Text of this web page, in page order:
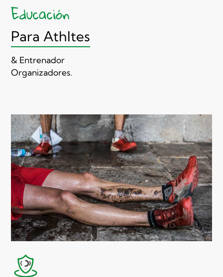
Educación
Para Athltes
& Entrenador
Organizadores.